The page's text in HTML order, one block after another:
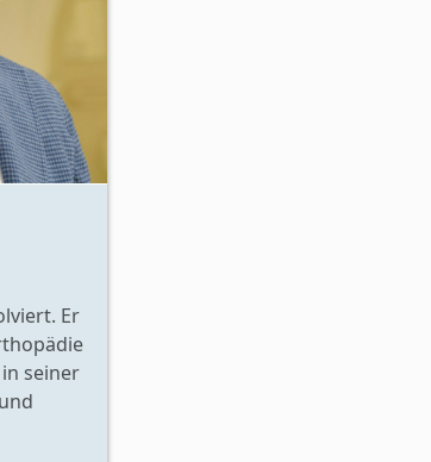
Er
seiner